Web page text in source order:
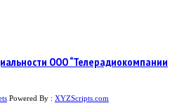
ООО “Телерадиокомпании
Powered By : XYZScripts.com